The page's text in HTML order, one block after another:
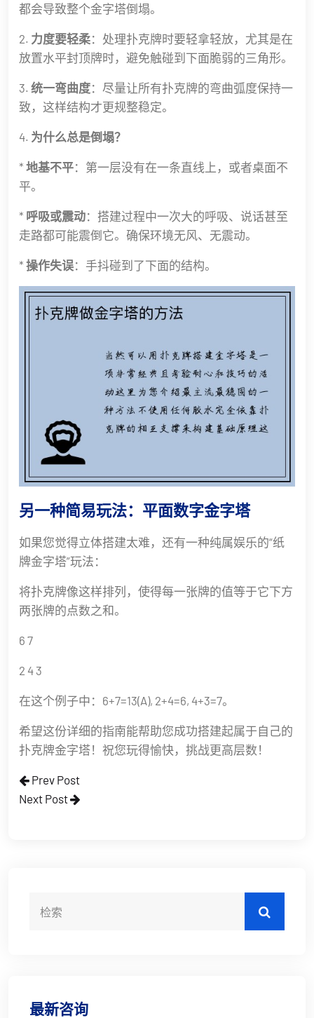
都会导致整个金字塔倒塌。
2. 力度要轻柔：处理扑克牌时要轻拿轻放，尤其是在
放置水平封顶牌时，避免触碰到下面脆弱的三角形。
3. 统一弯曲度：尽量让所有扑克牌的弯曲弧度保持一
致，这样结构才更规整稳定。
4. 为什么总是倒塌？
* 地基不平：第一层没有在一条直线上，或者桌面不
平。
* 呼吸或震动：搭建过程中一次大的呼吸、说话甚至
走路都可能震倒它。确保环境无风、无震动。
* 操作失误：手抖碰到了下面的结构。
另一种简易玩法：平面数字金字塔
如果您觉得立体搭建太难，还有一种纯属娱乐的“纸
牌金字塔”玩法：
将扑克牌像这样排列，使得每一张牌的值等于它下方
两张牌的点数之和。
6 7
2 4 3
在这个例子中：6+7=13(A), 2+4=6, 4+3=7。
希望这份详细的指南能帮助您成功搭建起属于自己的
扑克牌金字塔！祝您玩得愉快，挑战更高层数！
Prev Post
Next Post
最新咨询